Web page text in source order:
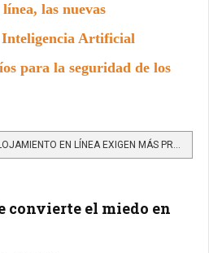
las nuevas
Inteligencia Artificial
para la seguridad de los
LEER MÁS…RESERVAS DE ALOJAMIENTO EN LÍNEA EXIGEN MÁS PRECAUCIÓN ANTE NUEVOS FRAUDES
convierte el miedo en